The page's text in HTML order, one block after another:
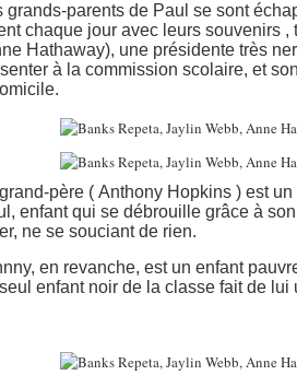
grands-parents de Paul se sont
chaque jour avec leurs souvenirs ,
Hathaway), une présidente très
à la commission scolaire, et
père ( Anthony Hopkins ) est
enfant qui se débrouille grâce à
ne se souciant de rien.
en revanche, est un enfant
enfant noir de la classe fait de lui